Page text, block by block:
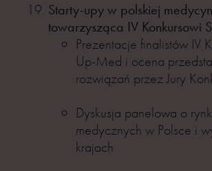
Starty-upy w polskiej
towarzysząca IV Konkursowi
Prezentacje finalistów IV
Up-Med i ocena
rozwiązań przez Jury
Dyskusja panelowa o
medycznych w Polsce i
krajach